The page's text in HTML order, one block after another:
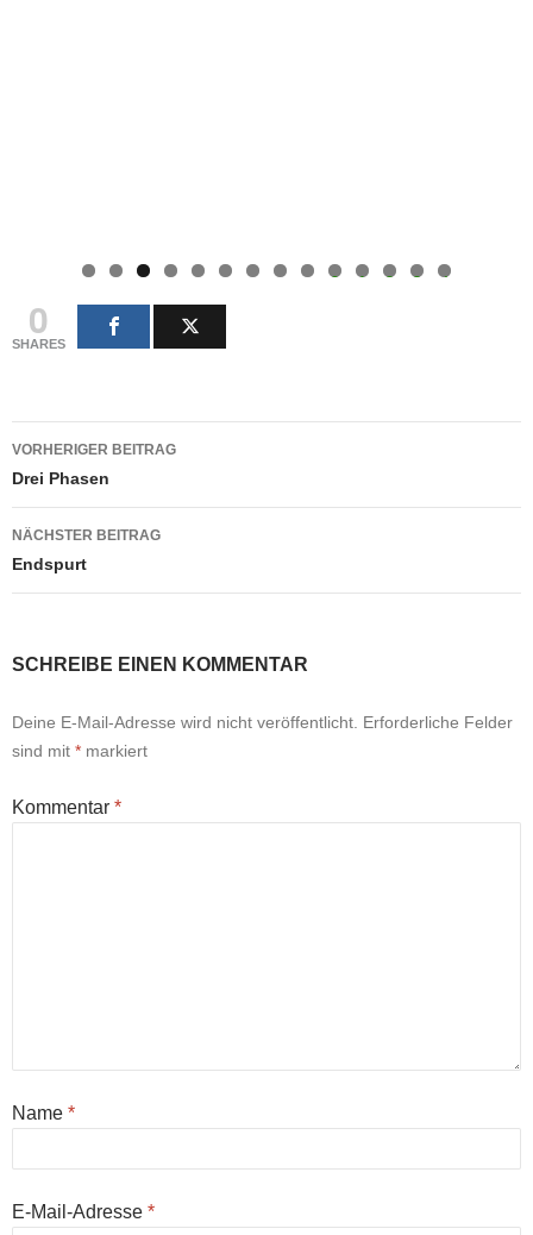
0 1 2 3 4
0
SHARES
Beitragsnavigation
VORHERIGER BEITRAG
Drei Phasen
NÄCHSTER BEITRAG
Endspurt
SCHREIBE EINEN KOMMENTAR
Deine E-Mail-Adresse wird nicht veröffentlicht. Erforderliche Felder
sind mit * markiert
Kommentar *
Name *
E-Mail-Adresse *